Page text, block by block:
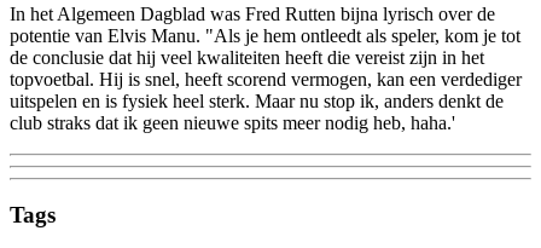
In het Algemeen Dagblad was Fred Rutten bijna lyrisch over de
potentie van Elvis Manu. "Als je hem ontleedt als speler, kom je tot
de conclusie dat hij veel kwaliteiten heeft die vereist zijn in het
topvoetbal. Hij is snel, heeft scorend vermogen, kan een verdediger
uitspelen en is fysiek heel sterk. Maar nu stop ik, anders denkt de
club straks dat ik geen nieuwe spits meer nodig heb, haha.'
Tags